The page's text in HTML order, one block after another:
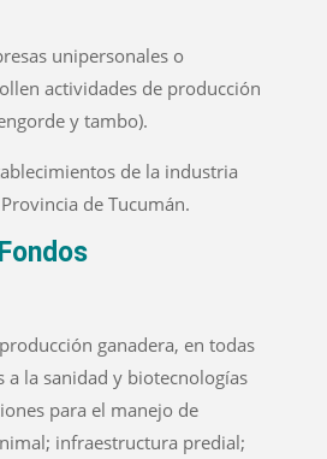
unipersonales o
actividades de producción
y tambo).
de la industria
de Tucumán.
ganadera, en todas
a la sanidad y biotecnologías
para el manejo de
infraestructura predial;